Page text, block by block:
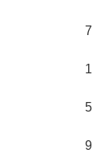
7
1
5
9